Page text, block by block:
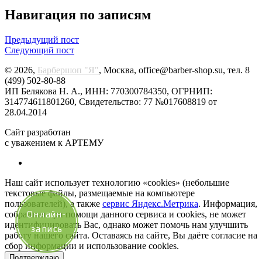
Навигация по записям
Предыдущий пост
Следующий пост
© 2026, Барбершоп "Я", Москва, office@barber-shop.su, тел. 8
(499) 502-80-88
ИП Белякова Н. А., ИНН: 770300784350, ОГРНИП:
314774611801260, Свидетельство: 77 №017608819 от
28.04.2014
Сайт разработан
с уважением к АРТЕМУ
Онлайн-
запись
Наш сайт использует технологию «cookies» (небольшие
текстовые файлы, размещаемые на компьютере
пользователей), а также сервис Яндекс.Метрика. Информация,
собранная при помощи данного сервиса и cookies, не может
идентифицировать Вас, однако может помочь нам улучшить
работу нашего сайта. Оставаясь на сайте, Вы даёте согласие на
сбор информации и использование cookies.